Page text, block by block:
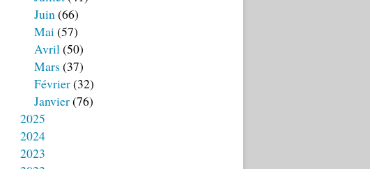
Juin(66)
Mai(57)
Avril(50)
Mars (37)
Février(32)
Janvier(76)
2025
2024
2023